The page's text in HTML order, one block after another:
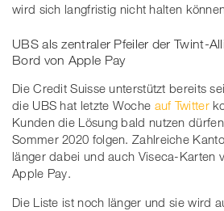
wird sich langfristig nicht halten
UBS als zentraler Pfeiler der Twint-
Bord von Apple Pay
Die Credit Suisse unterstützt bereits
die UBS hat letzte Woche auf Twitter
Kunden die Lösung bald nutzen
Sommer 2020 folgen. Zahlreiche
länger dabei und auch Viseca-Karten
Apple Pay.
Die Liste ist noch länger und sie wird